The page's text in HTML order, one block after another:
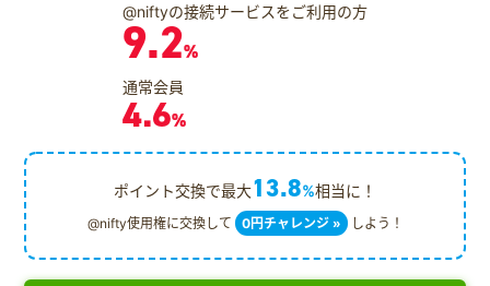
@niftyの接続サービスをご利用の方
9.2%
通常会員
4.6%
ポイント交換で最大13.8%相当に！
@nifty使用権に交換して 0円チャレンジ » しよう！